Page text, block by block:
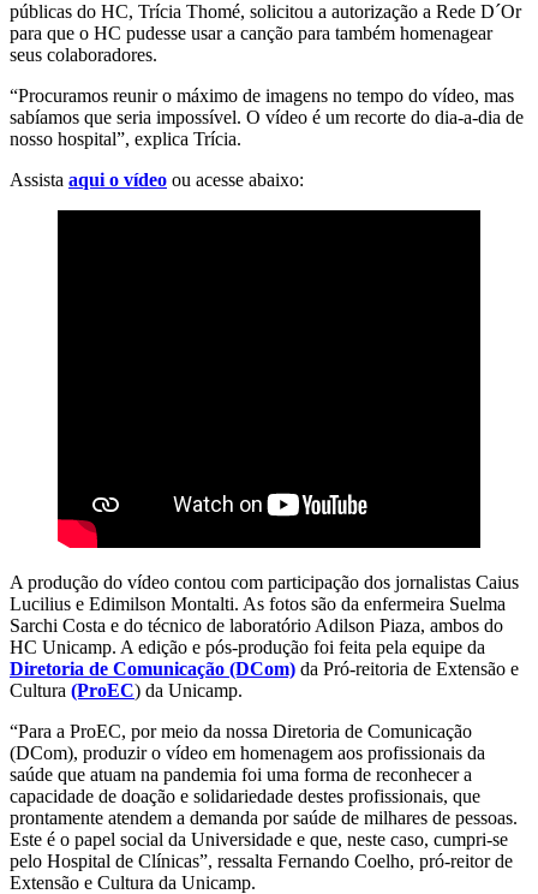
públicas do HC, Trícia Thomé, solicitou a autorização a Rede D´Or
para que o HC pudesse usar a canção para também homenagear
seus colaboradores.
“Procuramos reunir o máximo de imagens no tempo do vídeo, mas
sabíamos que seria impossível. O vídeo é um recorte do dia-a-dia de
nosso hospital”, explica Trícia.
Assista aqui o vídeo ou acesse abaixo:
A produção do vídeo contou com participação dos jornalistas Caius
Lucilius e Edimilson Montalti. As fotos são da enfermeira Suelma
Sarchi Costa e do técnico de laboratório Adilson Piaza, ambos do
HC Unicamp. A edição e pós-produção foi feita pela equipe da
Diretoria de Comunicação (DCom) da Pró-reitoria de Extensão e
Cultura (ProEC) da Unicamp.
“Para a ProEC, por meio da nossa Diretoria de Comunicação
(DCom), produzir o vídeo em homenagem aos profissionais da
saúde que atuam na pandemia foi uma forma de reconhecer a
capacidade de doação e solidariedade destes profissionais, que
prontamente atendem a demanda por saúde de milhares de pessoas.
Este é o papel social da Universidade e que, neste caso, cumpri-se
pelo Hospital de Clínicas”, ressalta Fernando Coelho, pró-reitor de
Extensão e Cultura da Unicamp.